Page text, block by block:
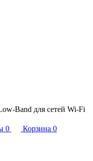
Band для сетей Wi-Fi
0 Корзина 0